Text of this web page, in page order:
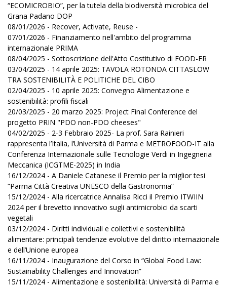
“ECOMICROBIO”, per la tutela della biodiversità microbica del
Grana Padano DOP
08/01/2026 - Recover, Activate, Reuse -
07/01/2026 - Finanziamento nell'ambito del programma
internazionale PRIMA
08/04/2025 - Sottoscrizione dell'Atto Costitutivo di FOOD-ER
03/04/2025 - 14 aprile 2025: TAVOLA ROTONDA CITTASLOW
TRA SOSTENIBILITÀ E POLITICHE DEL CIBO
02/04/2025 - 10 aprile 2025: Convegno Alimentazione e
sostenibilità: profili fiscali
20/03/2025 - 20 marzo 2025: Project Final Conference del
progetto PRIN "PDO non-PDO cheeses"
04/02/2025 - 2-3 Febbraio 2025- La prof. Sara Rainieri
rappresenta l’Italia, l’Università di Parma e METROFOOD-IT alla
Conferenza Internazionale sulle Tecnologie Verdi in Ingegneria
Meccanica (ICGTME-2025) in India
16/12/2024 - A Daniele Catanese il Premio per la miglior tesi
“Parma Città Creativa UNESCO della Gastronomia”
15/12/2024 - Alla ricercatrice Annalisa Ricci il Premio ITWIIN
2024 per il brevetto innovativo sugli antimicrobici da scarti
vegetali
03/12/2024 - Diritti individuali e collettivi e sostenibilità
alimentare: principali tendenze evolutive del diritto internazionale
e dell’Unione europea
16/11/2024 - Inaugurazione del Corso in “Global Food Law:
Sustainability Challenges and Innovation”
15/11/2024 - Alimentazione e sostenibilità: Università di Parma e